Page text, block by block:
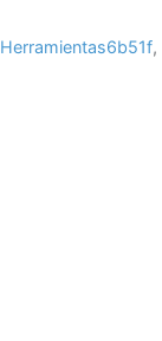
Herramientas6b51f,